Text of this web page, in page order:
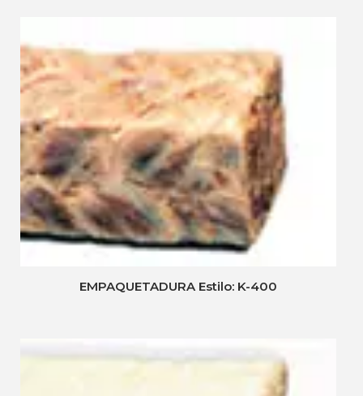
EMPAQUETADURA Estilo: K-400